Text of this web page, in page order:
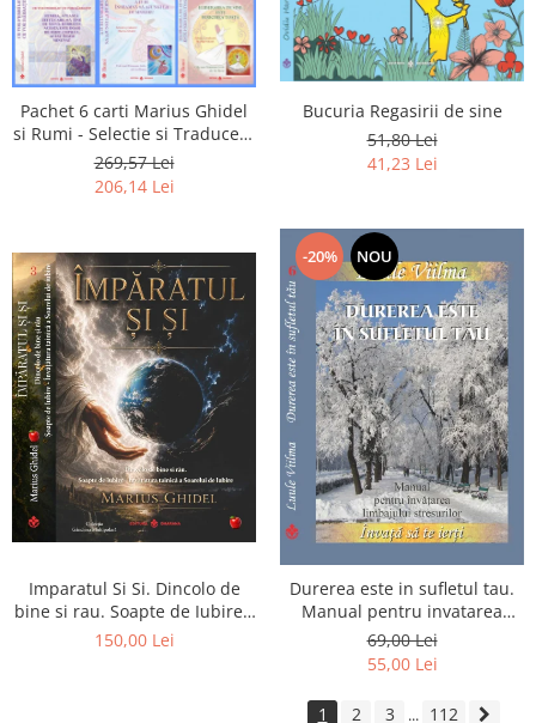
Pachet 6 carti Marius Ghidel
si Rumi - Selectie si Traducere
de Marius Ghidel
269,57 Lei
206,14 Lei
Bucuria Regasirii de sine
51,80 Lei
41,23 Lei
Imparatul Si Si. Dincolo de
bine si rau. Soapte de Iubire -
Invatatura tainica a Soarelui
150,00 Lei
-20% NOU
Durerea este in sufletul tau.
Manual pentru invatarea
limbajului stresurilor Seria
Invata sa te Ierti Luule Viilma
69,00 Lei
55,00 Lei
1 2 3 ... 112